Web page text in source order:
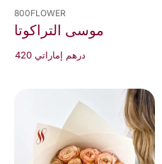
800FLOWER
موسى التراكوتا
420 درهم إماراتي